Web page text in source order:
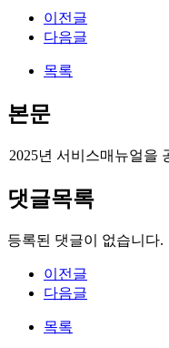
이전글
다음글
목록
본문
2025년 서비스매뉴얼을
댓글목록
등록된 댓글이 없습니다.
이전글
다음글
목록